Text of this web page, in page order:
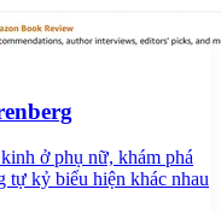
ở phụ nữ, khám phá
tự kỷ biểu hiện khác nhau